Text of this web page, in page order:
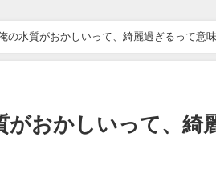
の水質がおかしいって、綺麗過ぎるって意味
がおかしいって、綺